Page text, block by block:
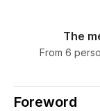
The
From 6
Foreword